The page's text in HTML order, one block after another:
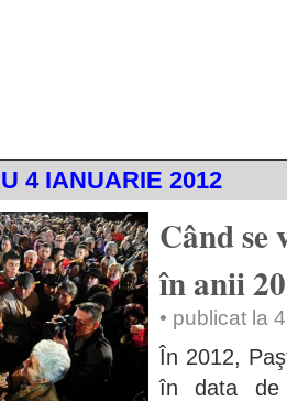
4 IANUARIE 2012
Când se
în anii
• publicat la
În 2012,
în data de